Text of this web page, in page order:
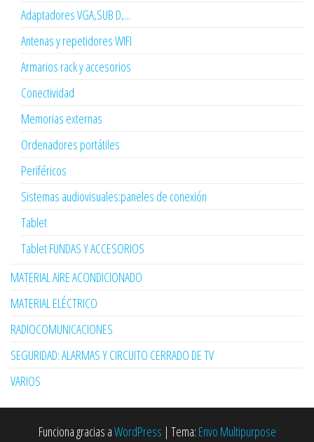
Adaptadores VGA,SUB D,...
Antenas y repetidores WIFI
Armarios rack y accesorios
Conectividad
Memorias externas
Ordenadores portátiles
Periféricos
Sistemas audiovisuales:paneles de conexión
Tablet
Tablet FUNDAS Y ACCESORIOS
MATERIAL AIRE ACONDICIONADO
MATERIAL ELÉCTRICO
RADIOCOMUNICACIONES
SEGURIDAD: ALARMAS Y CIRCUITO CERRADO DE TV
VARIOS
Funciona gracias aWordPress | Tema: Envo Multipurpose